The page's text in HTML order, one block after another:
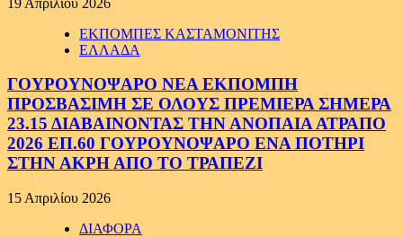
ΕΚΠΟΜΠΕΣ ΚΑΣΤΑΜΟΝΙΤΗΣ
ΕΛΛΑΔΑ
ΓΟΥΡΟΥΝΟΨΑΡΟ ΝΕΑ ΕΚΠΟΜΠΗ
ΠΡΟΣΒΑΣΙΜΗ ΣΕ ΟΛΟΥΣ ΠΡΕΜΙΕΡΑ ΣΗΜΕΡΑ
23.15 ΔΙΑΒΑΙΝΟΝΤΑΣ ΤΗΝ ΑΝΟΠΑΙΑ ΑΤΡΑΠΟ
2026 ΕΠ.60 ΓΟΥΡΟΥΝΟΨΑΡΟ ΕΝΑ ΠΟΤΗΡΙ
ΣΤΗΝ ΑΚΡΗ ΑΠΟ ΤΟ ΤΡΑΠΕΖΙ
15 Απριλίου 2026
ΔΙΑΦΟΡΑ